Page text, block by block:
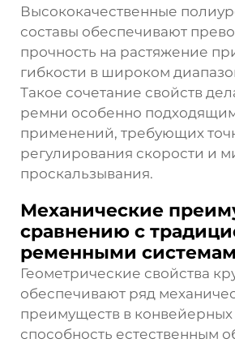
Высококачественные
составы обеспечивают
прочность на растяжение
гибкости в широком
Такое сочетание свойств
ремни особенно
применений, требующих
регулирования скорости и
проскальзывания.
Механические
сравнению с
ременными
Геометрические свойства
обеспечивают ряд
преимуществ в конвейерных
способность естественным